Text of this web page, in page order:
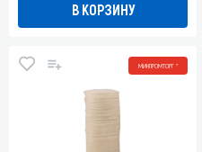
В КОРЗИНУ
МИНПРОМТОРГ *